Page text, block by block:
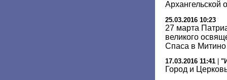
Архангельской
25.03.2016 10:23
27 марта
великого
Спаса в Митино
17.03.2016 11:41
Город и